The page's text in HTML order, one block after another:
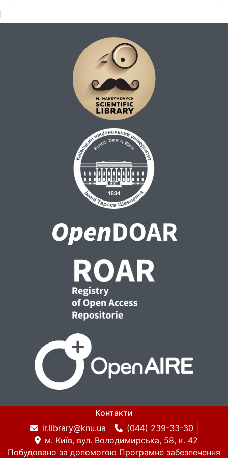
Контакти
ir.library@knu.ua
(044) 239-33-30
м. Київ, вул. Володимирська, 58, к. 42
Побудовано за допомогою Програмне забезпечення